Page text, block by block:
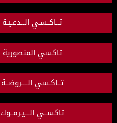
تــاكـسـي الــدعـيـة
تاكسي المنصورية
تــاكـسي الــــروضــة
تاكســي الـــيـرمــوك